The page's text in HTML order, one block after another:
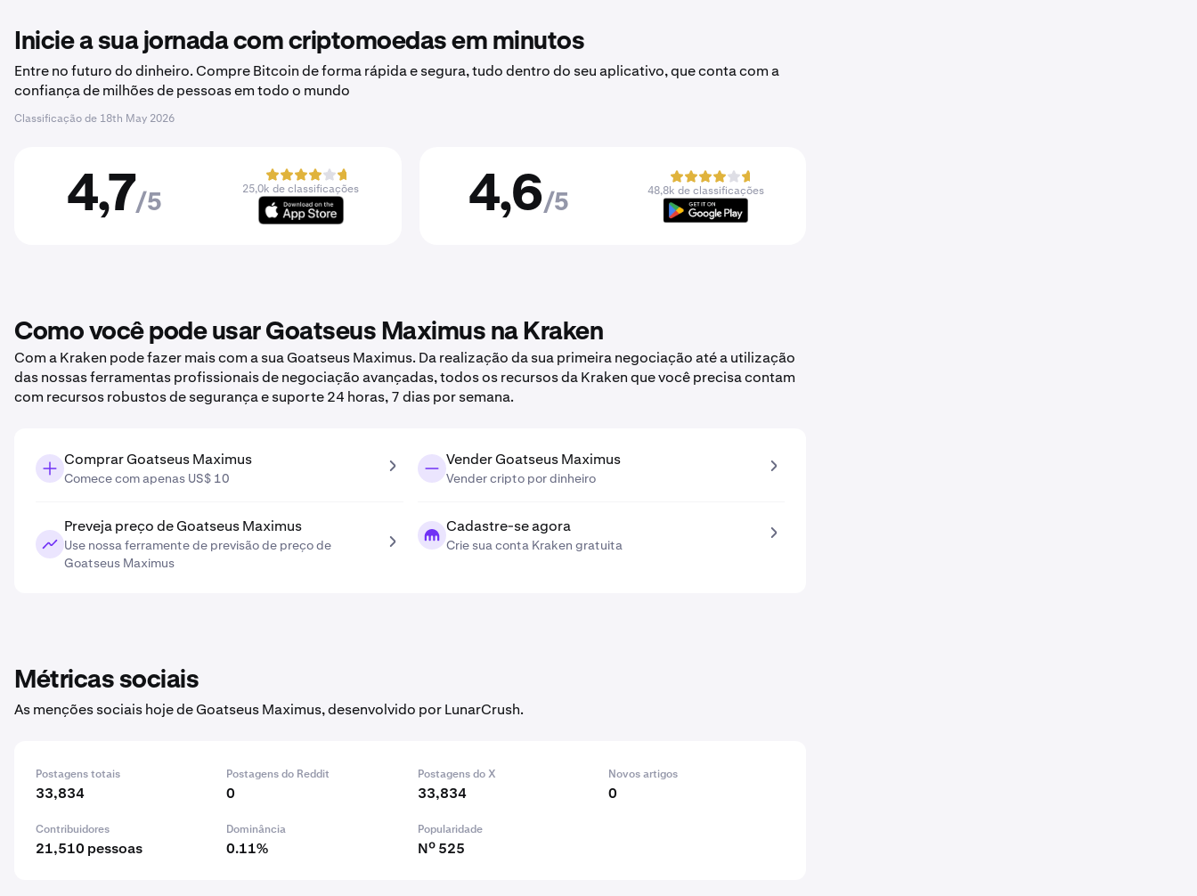
Inicie a sua jornada com criptomoedas em minutos
Entre no futuro do dinheiro. Compre Bitcoin de forma rápida e segura, tudo dentro do seu aplicativo, que conta com a
confiança de milhões de pessoas em todo o mundo
Classificação de 18th May 2026
4,7/5
25,0k de classificações 4,6/5
48,8k de classificações
Como você pode usar Goatseus Maximus na Kraken
Com a Kraken pode fazer mais com a sua Goatseus Maximus. Da realização da sua primeira negociação até a utilização
das nossas ferramentas profissionais de negociação avançadas, todos os recursos da Kraken que você precisa contam
com recursos robustos de segurança e suporte 24 horas, 7 dias por semana.
Comprar Goatseus Maximus
Comece com apenas US$ 10
Vender Goatseus Maximus
Vender cripto por dinheiro
Preveja preço de Goatseus Maximus
Use nossa ferramente de previsão de preço de
Goatseus Maximus
Cadastre-se agora
Crie sua conta Kraken gratuita
Métricas sociais
As menções sociais hoje de Goatseus Maximus, desenvolvido por LunarCrush.
Postagens totais
33,834
Postagens do Reddit
0
Postagens do X
33,834
Novos artigos
0
Contribuidores
21,510 pessoas
Dominância
0.11%
Popularidade
Nº 525